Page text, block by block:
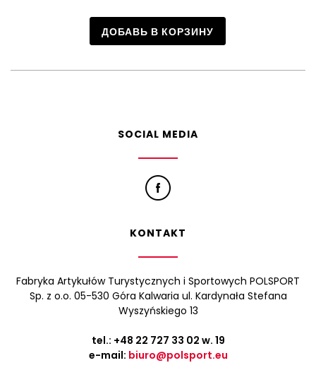
ДОБАВЬ В КОРЗИНУ
SOCIAL MEDIA
KONTAKT
Fabryka Artykułów Turystycznych i Sportowych POLSPORT
Sp. z o.o. 05-530 Góra Kalwaria ul. Kardynała Stefana
Wyszyńskiego 13
tel.: +48 22 727 33 02 w. 19
e-mail: biuro@polsport.eu